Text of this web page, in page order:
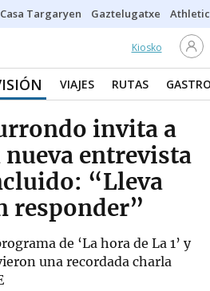
Casa Targaryen Gaztelugatxe Athletic
Kiosko
VIAJES RUTAS
invita a
nueva entrevista
“Lleva
responder”
de ‘La hora de La 1’ y
una recordada charla